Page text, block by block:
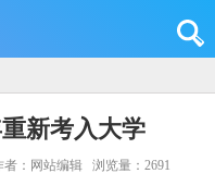
新考入大学
者：网站编辑 浏览量：2691